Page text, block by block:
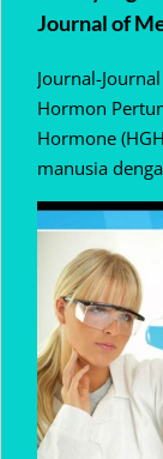
Journal of
Journal-
Hormon
Hormone
manusia